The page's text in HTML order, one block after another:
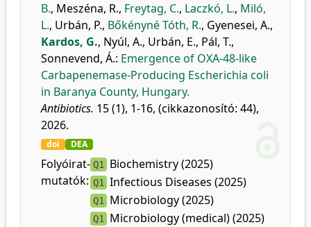
B., Meszéna, R., Freytag, C., Laczkó, L., Miló,
L., Urbán, P., Bőkényné Tóth, R., Gyenesei, A.,
Kardos, G., Nyúl, A., Urbán, E., Pál, T.,
Sonnevend, Á.: Emergence of OXA-48-like
Carbapenemase-Producing Escherichia coli
in Baranya County, Hungary.
Antibiotics. 15 (1), 1-16, (cikkazonosító: 44),
2026.
doi DEA
Folyóirat-
mutatók:
Q1 Biochemistry (2025)
Q1 Infectious Diseases (2025)
Q1 Microbiology (2025)
Q1 Microbiology (medical) (2025)